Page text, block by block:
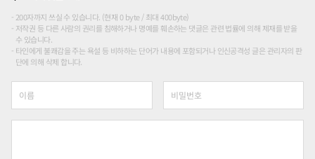
200자까지 쓰실 수 있습니다. (현재 0 byte / 최대 400byte)
저작권 등 다른 사람의 권리를 침해하거나 명예를 훼손하는 댓글은 관련 법률에 의해 제재를 받을
수 있습니다.
타인에게 불쾌감을 주는 욕설 등 비하하는 단어가 내용에 포함되거나 인신공격성 글은 관리자의 판
단에 의해 삭제 합니다.